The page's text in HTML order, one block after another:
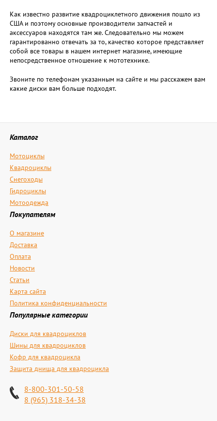
Как известно развитие квадроциклетного движения пошло из
США и поэтому основные производители запчастей и
аксессуаров находятся там же. Следовательно мы можем
гарантированно отвечать за то, качество которое представляет
собой все товары в нашем интернет магазине, имеющие
непосредственное отношение к мототехнике.
Звоните по телефонам указанным на сайте и мы расскажем вам
какие диски вам больше подходят.
Каталог
Мотоциклы
Квадроциклы
Снегоходы
Гидроциклы
Мотоодежда
Покупателям
О магазине
Доставка
Оплата
Новости
Статьи
Карта сайта
Политика конфиденциальности
Популярные категории
Диски для квадроциклов
Шины для квадроциклов
Кофр для квадроцикла
Защита днища для квадроцикла
8-800-301-50-58
8 (965) 318-34-38